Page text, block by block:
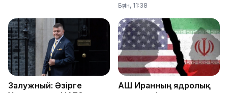
Бүгін, 11:38
Залужный: Әзірге
АҚШ Иранның ядролық